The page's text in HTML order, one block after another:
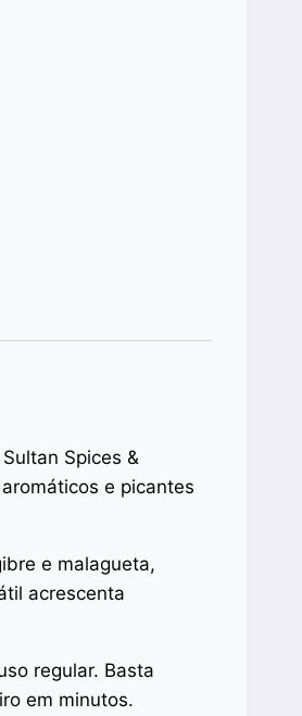
Spices &
e picantes
e malagueta,
acrescenta
regular. Basta
em minutos.